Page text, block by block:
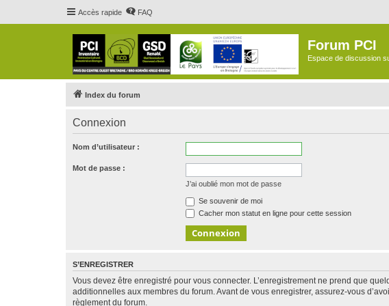
Accès rapide FAQ
Forum PCI
Espace de discussion
Index du forum
Connexion
Nom d’utilisateur :
Mot de passe :
J’ai oublié mon mot de passe
Se souvenir de moi
Cacher mon statut en ligne pour cette session
S’ENREGISTRER
Vous devez être enregistré pour vous connecter. L’enregistrement ne prend que
additionnelles aux membres du forum. Avant de vous enregistrer, assurez-vous
règlement du forum.